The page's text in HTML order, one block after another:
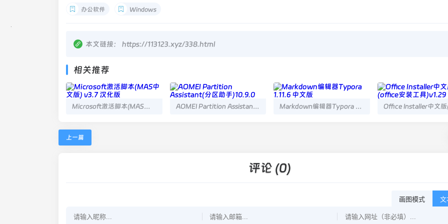
办公软件 Windows
本文链接： https://113123.xyz/338.html
相关推荐
Microsoft激活脚本(MAS中文版) v3.7 汉化版 AOMEI Partition Assistant(分区助手)10.9.0 Markdown编辑器Typora 1.11.6 中文版
上一篇
评论 (0)
画图模式 文